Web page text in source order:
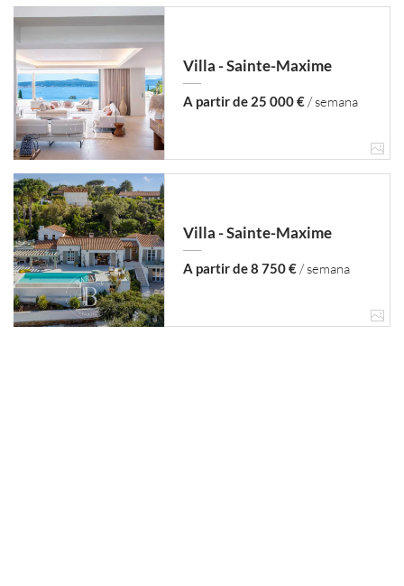
Villa - Sainte-Maxime
A partir de 25 000 €/ semana
Villa - Sainte-Maxime
A partir de 8 750 €/ semana